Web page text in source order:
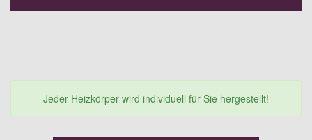
Jeder Heizkörper wird individuell für Sie hergestellt!